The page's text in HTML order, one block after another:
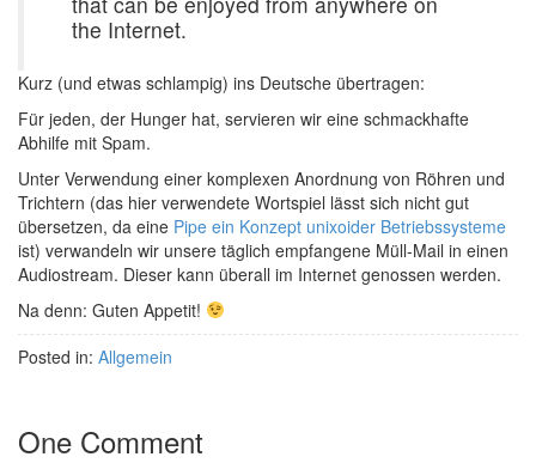
the Internet.
Kurz (und etwas schlampig) ins Deutsche übertragen:
Für jeden, der Hunger hat, servieren wir eine schmackhafte
Abhilfe mit Spam.
Unter Verwendung einer komplexen Anordnung von Röhren und
Trichtern (das hier verwendete Wortspiel lässt sich nicht gut
übersetzen, da eine Pipe ein Konzept unixoider Betriebssysteme
ist) verwandeln wir unsere täglich empfangene Müll-Mail in einen
Audiostream. Dieser kann überall im Internet genossen werden.
Na denn: Guten Appetit!
Posted in: Allgemein
One Comment